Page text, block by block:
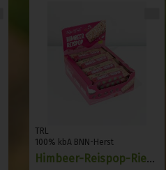
TRL
100% kbA BNN-Herst
Himbeer-Reispop-Riegel